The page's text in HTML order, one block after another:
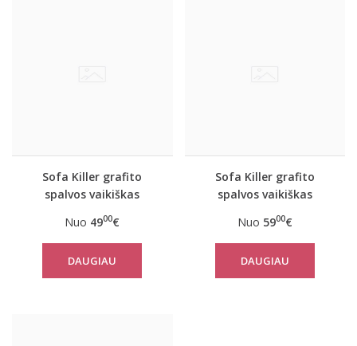
Sofa Killer grafito
spalvos vaikiškas
geltonom vertikaliom
juostom
Nuo 4900€
DAUGIAU
Sofa Killer grafito
spalvos vaikiškas
užtrauktuku nugaroje
Nuo 5900€
DAUGIAU